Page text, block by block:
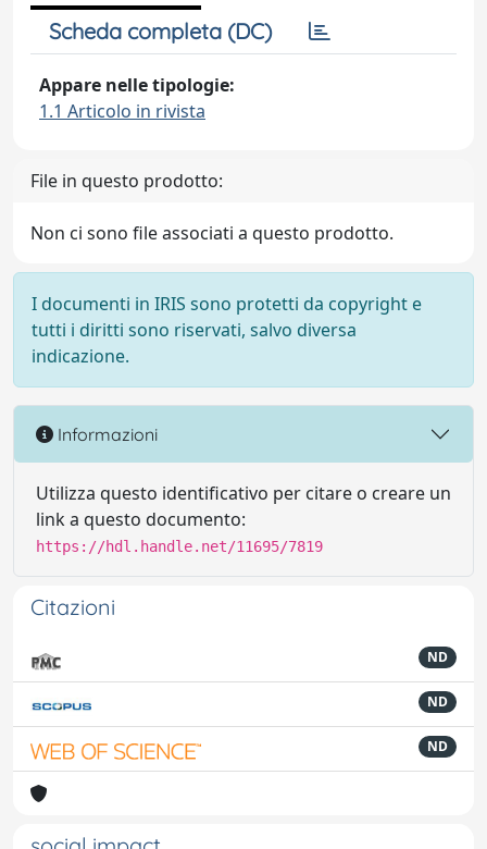
Scheda completa (DC)
Appare nelle tipologie:
1.1 Articolo in rivista
File in questo prodotto:
Non ci sono file associati a questo prodotto.
I documenti in IRIS sono protetti da copyright e
tutti i diritti sono riservati, salvo diversa
indicazione.
Informazioni
Utilizza questo identificativo per citare o creare un
link a questo documento:
https://hdl.handle.net/11695/7819
Citazioni
ND
ND
ND